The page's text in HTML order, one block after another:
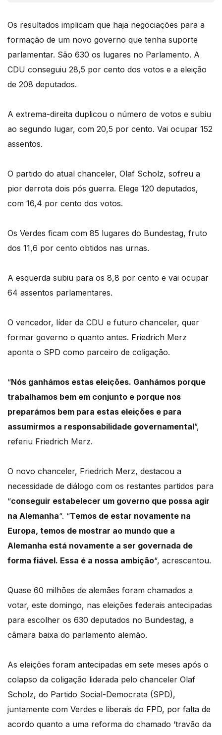
Os resultados implicam que haja negociações para a
formação de um novo governo que tenha suporte
parlamentar. São 630 os lugares no Parlamento. A
CDU conseguiu 28,5 por cento dos votos e a eleição
de 208 deputados.
A extrema-direita duplicou o número de votos e subiu
ao segundo lugar, com 20,5 por cento. Vai ocupar 152
assentos.
O partido do atual chanceler, Olaf Scholz, sofreu a
pior derrota dois pós guerra. Elege 120 deputados,
com 16,4 por cento dos votos.
Os Verdes ficam com 85 lugares do Bundestag, fruto
dos 11,6 por cento obtidos nas urnas.
A esquerda subiu para os 8,8 por cento e vai ocupar
64 assentos parlamentares.
O vencedor, líder da CDU e futuro chanceler, quer
formar governo o quanto antes. Friedrich Merz
aponta o SPD como parceiro de coligação.
“Nós ganhámos estas eleições. Ganhámos porque
trabalhamos bem em conjunto e porque nos
preparámos bem para estas eleições e para
assumirmos a responsabilidade governamental”,
referiu Friedrich Merz.
O novo chanceler, Friedrich Merz, destacou a
necessidade de diálogo com os restantes partidos para
“conseguir estabelecer um governo que possa agir
na Alemanha“. “Temos de estar novamente na
Europa, temos de mostrar ao mundo que a
Alemanha está novamente a ser governada de
forma fiável. Essa é a nossa ambição“, acrescentou.
Quase 60 milhões de alemães foram chamados a
votar, este domingo, nas eleições federais antecipadas
para escolher os 630 deputados no Bundestag, a
câmara baixa do parlamento alemão.
As eleições foram antecipadas em sete meses após o
colapso da coligação liderada pelo chanceler Olaf
Scholz, do Partido Social-Democrata (SPD),
juntamente com Verdes e liberais do FPD, por falta de
acordo quanto a uma reforma do chamado ‘travão da